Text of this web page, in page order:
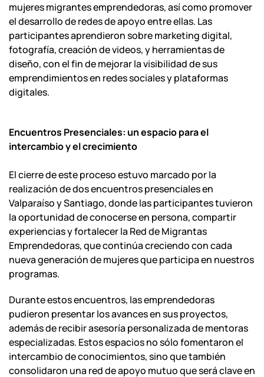
mujeres migrantes emprendedoras, así como promover
el desarrollo de redes de apoyo entre ellas. Las
participantes aprendieron sobre marketing digital,
fotografía, creación de videos, y herramientas de
diseño, con el fin de mejorar la visibilidad de sus
emprendimientos en redes sociales y plataformas
digitales.
Encuentros Presenciales: un espacio para el
intercambio y el crecimiento
El cierre de este proceso estuvo marcado por la
realización de dos encuentros presenciales en
Valparaíso y Santiago, donde las participantes tuvieron
la oportunidad de conocerse en persona, compartir
experiencias y fortalecer la Red de Migrantas
Emprendedoras, que continúa creciendo con cada
nueva generación de mujeres que participa en nuestros
programas.
Durante estos encuentros, las emprendedoras
pudieron presentar los avances en sus proyectos,
además de recibir asesoría personalizada de mentoras
especializadas. Estos espacios no sólo fomentaron el
intercambio de conocimientos, sino que también
consolidaron una red de apoyo mutuo que será clave en